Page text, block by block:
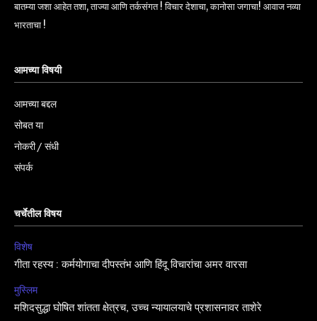
बातम्या जशा आहेत तशा, ताज्या आणि तर्कसंगत ! विचार देशाचा, कानोसा जगाचा! आवाज नव्या
भारताचा !
आमच्या विषयी
आमच्या बद्दल
सोबत या
नोकरी / संधी
संपर्क
चर्चेतील विषय
विशेष
गीता रहस्य : कर्मयोगाचा दीपस्तंभ आणि हिंदू विचारांचा अमर वारसा
मुस्लिम
मशिदसुद्धा घोषित शांतता क्षेत्रच, उच्च न्यायालयाचे प्रशासनावर ताशेरे